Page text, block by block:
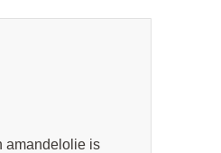
amandelolie is